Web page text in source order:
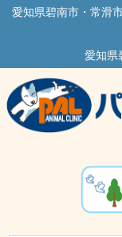
愛知県碧南市・常
愛知県